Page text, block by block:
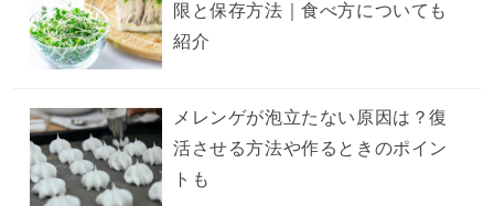
限と保存方法｜食べ方についても
紹介
メレンゲが泡立たない原因は？復
活させる方法や作るときのポイン
トも